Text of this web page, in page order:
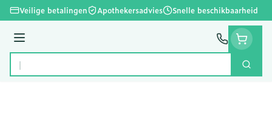
Ga naar de inhoud
Veilige betalingen Apothekersadvies Snelle beschikbaarheid
Menu
Product, merk, categorie...
Zoek